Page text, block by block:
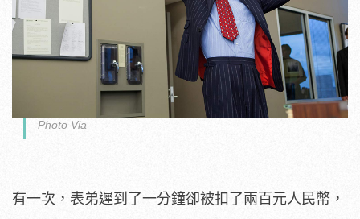
Photo Via
有一次，表弟遲到了一分鐘卻被扣了兩百元人民幣，